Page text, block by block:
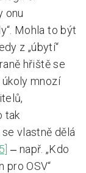
onu
Mohla to být
z „úbytí“
hřiště se
mnozí
tak
vlastně dělá
‒ např. „Kdo
pro OSV“